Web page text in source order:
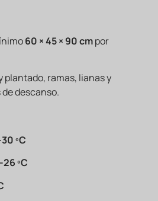
60 × 45 × 90 cmpor
plantado, ramas, lianas y
descanso.
ºC
ºC